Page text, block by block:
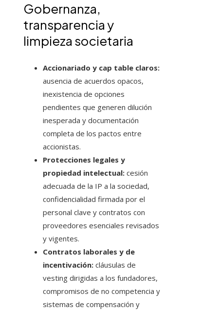
Gobernanza,
transparencia y
limpieza societaria
Accionariado y cap table claros:
ausencia de acuerdos opacos,
inexistencia de opciones
pendientes que generen dilución
inesperada y documentación
completa de los pactos entre
accionistas.
Protecciones legales y
propiedad intelectual: cesión
adecuada de la IP a la sociedad,
confidencialidad firmada por el
personal clave y contratos con
proveedores esenciales revisados
y vigentes.
Contratos laborales y de
incentivación: cláusulas de
vesting dirigidas a los fundadores,
compromisos de no competencia y
sistemas de compensación y